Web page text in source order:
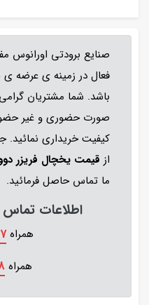
صنایع برودتی اورانوس
فعال در زمینه ی عرضه
باشد. شما مشتریان
صورت حضوری و غیر
کیفیت خریداری
از قیمت یخچال فریزر
ما تماس حاصل فرمائید.
اطلاعات
همراه
همراه